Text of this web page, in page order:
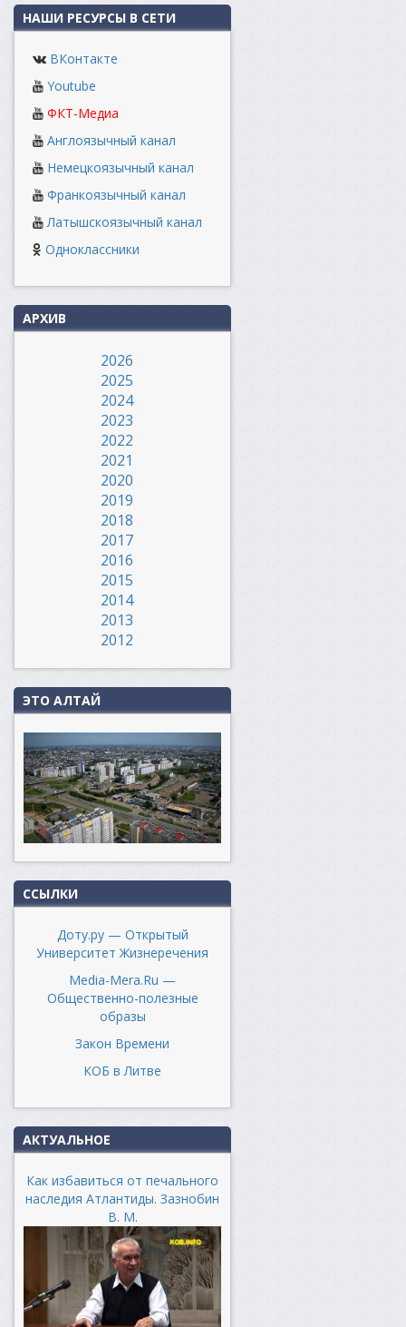
НАШИ РЕСУРСЫ В СЕТИ
ВКонтакте
Youtube
ФКТ-Медиа
Англоязычный канал
Немецкоязычный канал
Франкоязычный канал
Латышскоязычный канал
Одноклассники
АРХИВ
2026
2025
2024
2023
2022
2021
2020
2019
2018
2017
2016
2015
2014
2013
2012
ЭТО АЛТАЙ
ССЫЛКИ
Доту.ру — Открытый
Университет Жизнеречения
Media-Mera.Ru —
Общественно-полезные
образы
Закон Времени
КОБ в Литве
АКТУАЛЬНОЕ
Как избавиться от печального
наследия Атлантиды. Зазнобин
В. М.